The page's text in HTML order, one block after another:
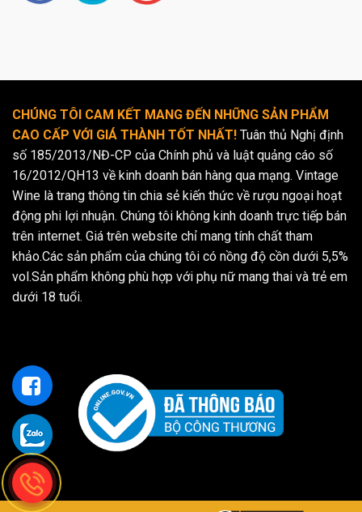
CHÚNG TÔI CAM KẾT MANG ĐẾN NHỮNG SẢN PHẨM
CAO CẤP VỚI GIÁ THÀNH TỐT NHẤT! Tuân thủ Nghị định
số 185/2013/NĐ-CP của Chính phủ và luật quảng cáo số
16/2012/QH13 về kinh doanh bán hàng qua mạng. Vintage
Wine là trang thông tin chia sẻ kiến thức về rượu ngoại hoạt
động phi lợi nhuận. Chúng tôi không kinh doanh trực tiếp bán
trên internet. Giá trên website chỉ mang tính chất tham
khảo.Các sản phẩm của chúng tôi có nồng độ cồn dưới 5,5%
vol.Sản phẩm không phù hợp với phụ nữ mang thai và trẻ em
dưới 18 tuổi.